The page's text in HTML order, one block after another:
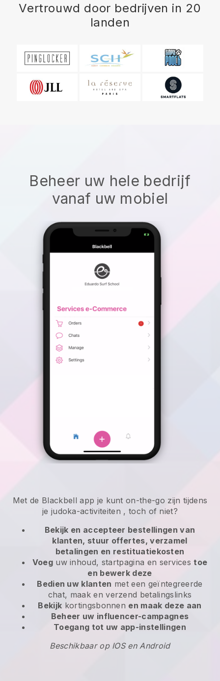
Vertrouwd door bedrijven in 20
landen
Beheer uw hele bedrijf
vanaf uw mobiel
Met de Blackbell app je kunt on-the-go zijn tijdens
je judoka-activiteiten , toch of niet?
Bekijk en accepteer bestellingen van
klanten, stuur offertes, verzamel
betalingen en restituatiekosten
Voeguw inhoud, startpagina en servicestoe
en bewerk deze
Bedien uw klanten met een geïntegreerde
chat, maak en verzend betalingslinks
Bekijk kortingsbonnen en maak deze aan
Beheer uw influencer-campagnes
Toegang tot uw app-instellingen
Beschikbaar op IOS en Android